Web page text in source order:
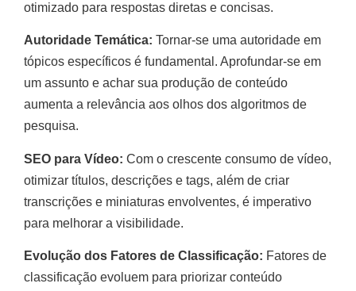
otimizado para respostas diretas e concisas.
Autoridade Temática: Tornar-se uma autoridade em
tópicos específicos é fundamental. Aprofundar-se em
um assunto e achar sua produção de conteúdo
aumenta a relevância aos olhos dos algoritmos de
pesquisa.
SEO para Vídeo: Com o crescente consumo de vídeo,
otimizar títulos, descrições e tags, além de criar
transcrições e miniaturas envolventes, é imperativo
para melhorar a visibilidade.
Evolução dos Fatores de Classificação: Fatores de
classificação evoluem para priorizar conteúdo